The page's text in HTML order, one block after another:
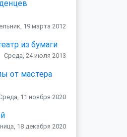
19 марта 2012
из бумаги
Среда, 24 июля 2013
от мастера
11 ноября 2020
18 декабря 2020